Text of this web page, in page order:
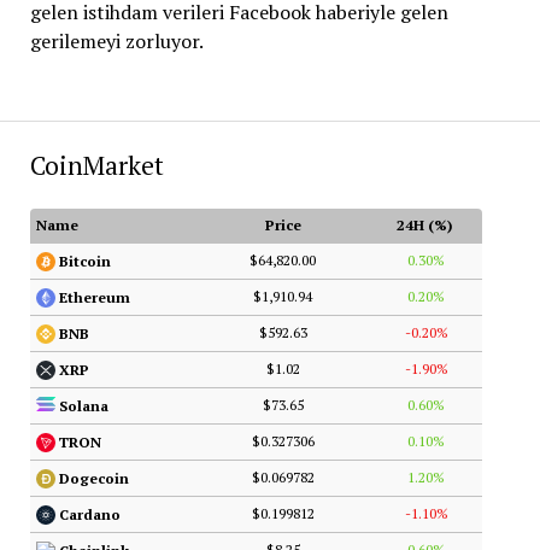
CoinMarket
Name Price
24H (%)
Bitcoin
$64,820.00 0.30%
Ethereum $1,910.94 0.20%
BNB $592.63 -0.20%
XRP $1.02 -1.90%
Solana $73.65 0.60%
TRON $0.327306 0.10%
Dogecoin $0.069782 1.20%
Cardano $0.199812 -1.10%
gelen istihdam verileri Facebook haberiyle gelen
gerilemeyi zorluyor.